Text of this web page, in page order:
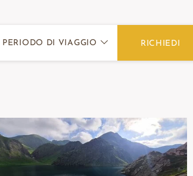
PERIODO DI VIAGGIO RICHIEDI